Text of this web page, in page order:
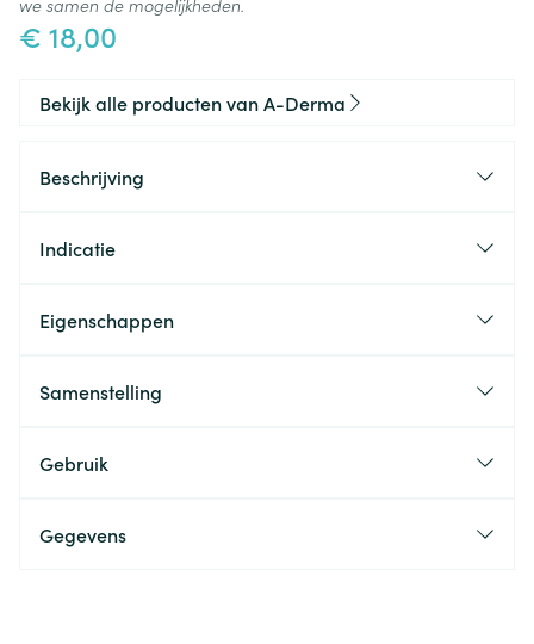
€ 18,00
we samen de mogelijkheden.
Bekijk alle producten van A-Derma
Beschrijving
Indicatie
Eigenschappen
Samenstelling
Gebruik
Gegevens